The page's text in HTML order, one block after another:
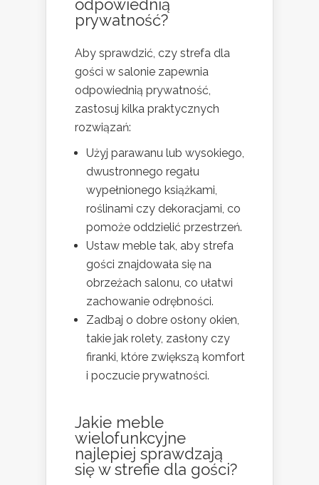
odpowiednią
prywatność?
Aby sprawdzić, czy strefa dla
gości w salonie zapewnia
odpowiednią prywatność,
zastosuj kilka praktycznych
rozwiązań:
Użyj parawanu lub wysokiego,
dwustronnego regału
wypełnionego książkami,
roślinami czy dekoracjami, co
pomoże oddzielić przestrzeń.
Ustaw meble tak, aby strefa
gości znajdowała się na
obrzeżach salonu, co ułatwi
zachowanie odrębności.
Zadbaj o dobre osłony okien,
takie jak rolety, zasłony czy
firanki, które zwiększą komfort
i poczucie prywatności.
Jakie meble
wielofunkcyjne
najlepiej sprawdzają
się w strefie dla gości?